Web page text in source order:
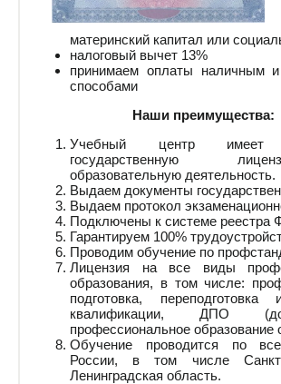
материнский капитал или
налоговый вычет 13%
принимаем оплаты наличным
способами
Наши преимущества:
Учебный центр имеет
государственную
образовательную деятельность.
Выдаем документы
Выдаем протокол
Подключены к системе
Гарантируем 100%
Проводим обучение по
Лицензия на все виды
образования, в том числе:
подготовка,
квалификации, ДПО
профессиональное образование
Обучение проводится по
России, в том числе
Ленинградская область.